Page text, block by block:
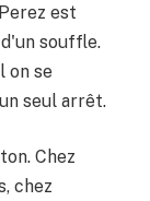
est
souffle.
on se
seul arrêt.
Chez
chez